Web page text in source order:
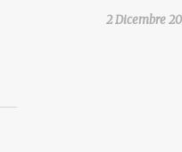
2 Dicembre